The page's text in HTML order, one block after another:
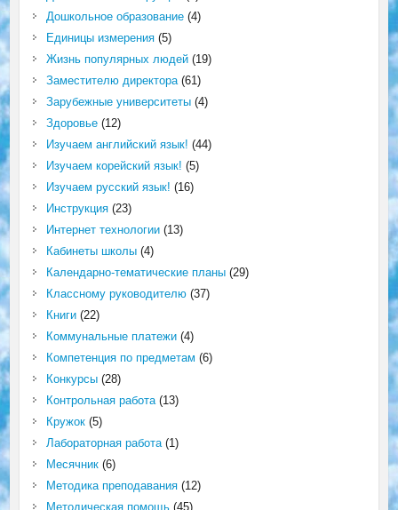
Дошкольное образование(4)
Единицы измерения(5)
Жизнь популярных людей(19)
Заместителю директора(61)
Зарубежные университеты(4)
Здоровье(12)
Изучаем английский язык! (44)
Изучаем корейский язык! (5)
Изучаем русский язык! (16)
Инструкция(23)
Интернет технологии(13)
Кабинеты школы(4)
Календарно-тематические планы(29)
Классному руководителю(37)
Книги(22)
Коммунальные платежи(4)
Компетенция по предметам (6)
Конкурсы(28)
Контрольная работа(13)
Кружок(5)
Лабораторная работа(1)
Месячник(6)
Методика преподавания(12)
Методическая помощь(45)